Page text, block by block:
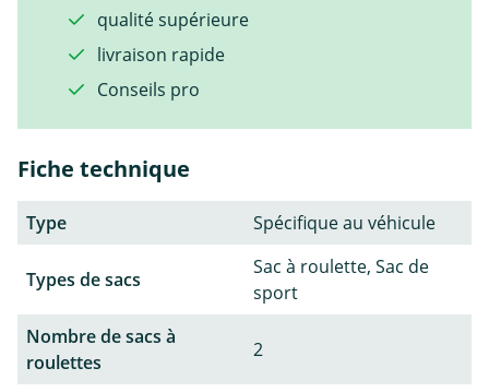
qualité supérieure
livraison rapide
Conseils pro
Fiche technique
Type Spécifique au véhicule
Types de sacs
Sac à roulette, Sac de
sport
Nombre de sacs à
roulettes
2